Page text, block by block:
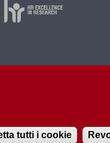
tutti i cookie